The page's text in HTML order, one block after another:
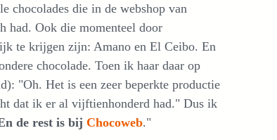
chocolades die in de webshop van
had. Ook die momenteel door
te krijgen zijn: Amano en El Ceibo. En
chocolade. Toen ik haar daar op
"Oh. Het is een zeer beperkte productie
dat ik er al vijftienhonderd had." Dus ik
de rest is bij Chocoweb."